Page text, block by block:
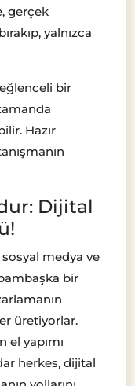
gerçek
yalnızca
bir
Hazır
Dijital
medya ve
bir
üretiyorlar.
el yapımı
herkes, dijital